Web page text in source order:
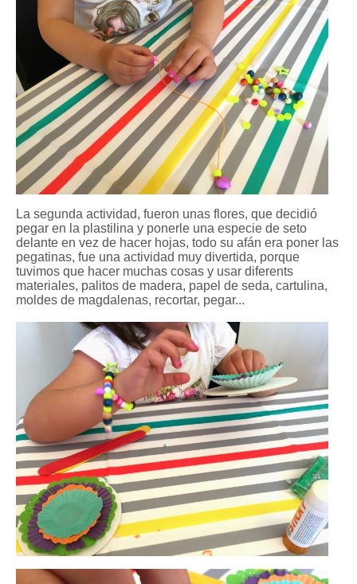
La segunda actividad, fueron unas flores, que decidió
pegar en la plastilina y ponerle una especie de seto
delante en vez de hacer hojas, todo su afán era poner las
pegatinas, fue una actividad muy divertida, porque
tuvimos que hacer muchas cosas y usar diferents
materiales, palitos de madera, papel de seda, cartulina,
moldes de magdalenas, recortar, pegar...